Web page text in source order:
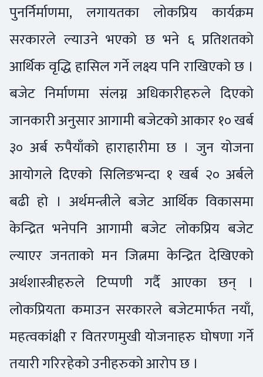
पुनर्निर्माणमा, लगायतका लोकप्रिय कार्यक्रम
सरकारले ल्याउने भएको छ भने ६ प्रतिशतको
आर्थिक वृद्धि हासिल गर्ने लक्ष्य पनि राखिएको छ ।
बजेट निर्माणमा संलग्न अधिकारीहरुले दिएको
जानकारी अनुसार आगामी बजेटको आकार १० खर्ब
३० अर्ब रुपैयाँको हाराहारीमा छ । जुन योजना
आयोगले दिएको सिलिङभन्दा १ खर्ब २० अर्बले
बढी हो । अर्थमन्त्रीले बजेट आर्थिक विकासमा
केन्द्रित भनेपनि आगामी बजेट लोकप्रिय बजेट
ल्याएर जनताको मन जित्नमा केन्द्रित देखिएको
अर्थशास्त्रीहरुले टिप्पणी गर्दै आएका छन् ।
लोकप्रियता कमाउन सरकारले बजेटमार्फत नयाँ,
महत्वकांक्षी र वितरणमुखी योजनाहरु घोषणा गर्ने
तयारी गरिरहेको उनीहरुको आरोप छ ।